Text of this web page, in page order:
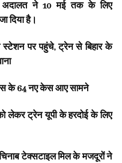
अदालत ने 10 मई तक के लिए
दिया है।
स्टेशन पर पहुंचे, ट्रेन से बिहार के
के 64 नए केस आए सामने
लेकर ट्रेन यूपी के हरदोई के लिए
टेक्सटाइल मिल के मजदूरों ने